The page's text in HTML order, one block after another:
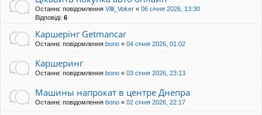
Останнє повідомлення Villi_Voker « 06 січня 2026, 13:30
Відповіді: 6
Каршерінг Getmancar
Останнє повідомлення bono « 04 січня 2026, 01:02
Каршеринг
Останнє повідомлення bono « 03 січня 2026, 23:13
Машины напрокат в центре Днепра
Останнє повідомлення bono « 02 січня 2026, 22:17